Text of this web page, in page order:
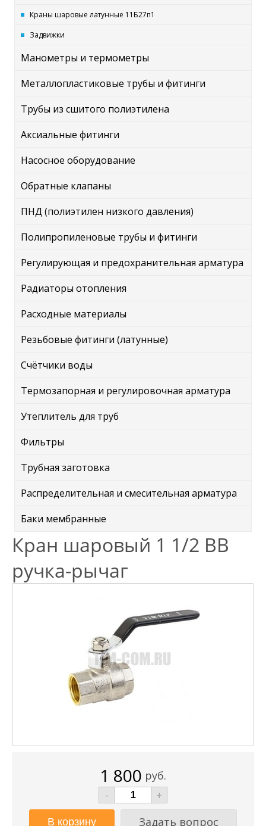
Краны шаровые латунные 11Б27п1
Задвижки
Манометры и термометры
Металлопластиковые трубы и фитинги
Трубы из сшитого полиэтилена
Аксиальные фитинги
Насосное оборудование
Обратные клапаны
ПНД (полиэтилен низкого давления)
Полипропиленовые трубы и фитинги
Регулирующая и предохранительная арматура
Радиаторы отопления
Расходные материалы
Резьбовые фитинги (латунные)
Счётчики воды
Термозапорная и регулировочная арматура
Утеплитель для труб
Фильтры
Трубная заготовка
Распределительная и смесительная арматура
Баки мембранные
Кран шаровый 1 1/2 ВВ
ручка-рычаг
1 800 руб.
-
+
Задать вопрос